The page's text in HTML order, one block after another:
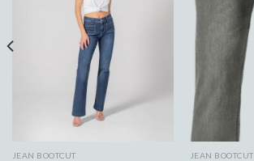
JEAN BOOTCUT JEAN BOOTCUT